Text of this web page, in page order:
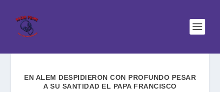
EN ALEM DESPIDIERON CON PROFUNDO PESAR
A SU SANTIDAD EL PAPA FRANCISCO